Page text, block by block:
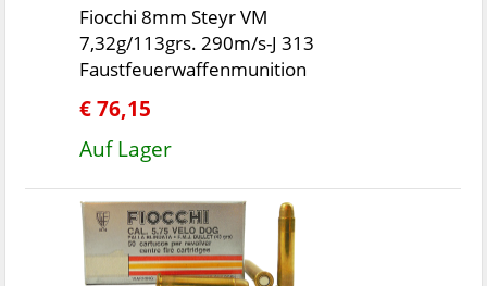
Fiocchi 8mm Steyr VM
7,32g/113grs. 290m/s-J 313
Faustfeuerwaffenmunition
€ 76,15
Auf Lager